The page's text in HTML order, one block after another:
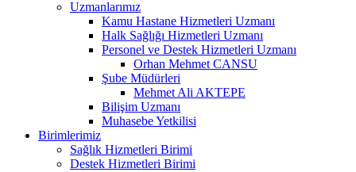
Uzmanlarımız
Kamu Hastane Hizmetleri Uzmanı
Halk Sağlığı Hizmetleri Uzmanı
Personel ve Destek Hizmetleri Uzmanı
Orhan Mehmet CANSU
Şube Müdürleri
Mehmet Ali AKTEPE
Bilişim Uzmanı
Muhasebe Yetkilisi
Birimlerimiz
Sağlık Hizmetleri Birimi
Destek Hizmetleri Birimi